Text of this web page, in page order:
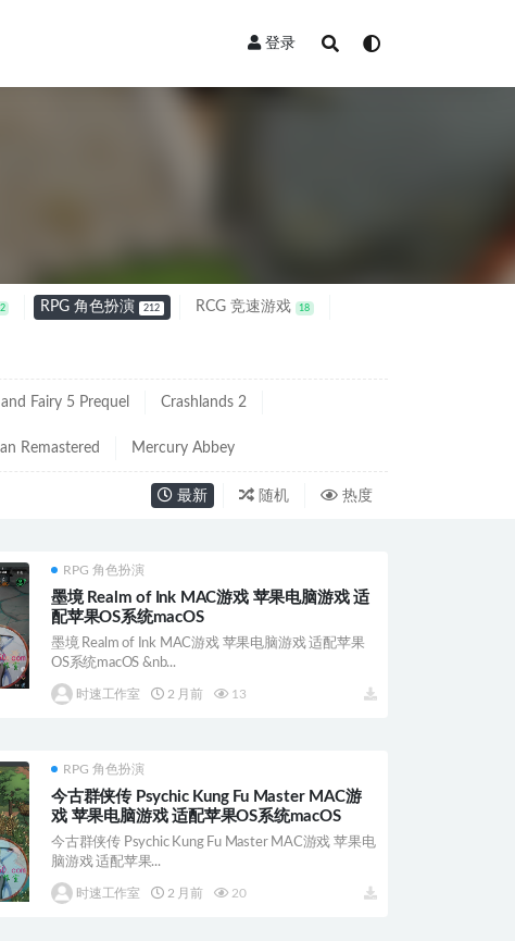
登录
RPG 角色扮演 212 RCG 竞速游戏 18
Fairy 5 Prequel Crashlands 2
Remastered Mercury Abbey
最新 随机 热度
RPG 角色扮演
墨境 Realm of Ink MAC游戏 苹果电脑游戏 适
配苹果OS系统macOS
墨境 Realm of Ink MAC游戏 苹果电脑游戏 适配苹果
OS系统macOS &nb...
时速工作室 2 月前 13
RPG 角色扮演
今古群侠传 Psychic Kung Fu Master MAC游
戏 苹果电脑游戏 适配苹果OS系统macOS
今古群侠传 Psychic Kung Fu Master MAC游戏 苹果电
脑游戏 适配苹果...
时速工作室 2 月前 20